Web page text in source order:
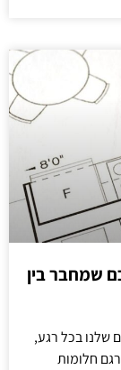
שמחבר בין
שלנו בכל רגע,
חלומות